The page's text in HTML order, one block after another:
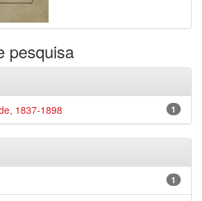
pesquisa
1
1837-1898
1